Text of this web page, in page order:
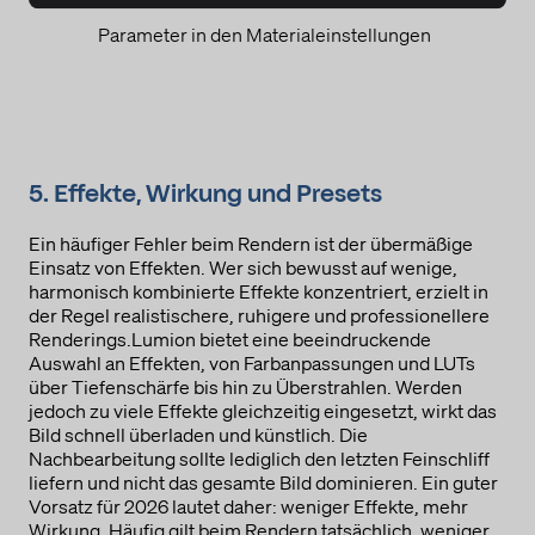
Parameter in den Materialeinstellungen
5. Effekte, Wirkung und Presets
Ein häufiger Fehler beim Rendern ist der übermäßige
Einsatz von Effekten. Wer sich bewusst auf wenige,
harmonisch kombinierte Effekte konzentriert, erzielt in
der Regel realistischere, ruhigere und professionellere
Renderings.Lumion bietet eine beeindruckende
Auswahl an Effekten, von Farbanpassungen und LUTs
über Tiefenschärfe bis hin zu Überstrahlen. Werden
jedoch zu viele Effekte gleichzeitig eingesetzt, wirkt das
Bild schnell überladen und künstlich. Die
Nachbearbeitung sollte lediglich den letzten Feinschliff
liefern und nicht das gesamte Bild dominieren. Ein guter
Vorsatz für 2026 lautet daher: weniger Effekte, mehr
Rechtsgrundlage
Europäische Union
Aufbewahrungsdauer
Die Aufbewahrungsfrist ist die Zeitspanne, in der die
gesammelten Daten für die Verarbeitung gespeichert werden.
Die Daten müssen gelöscht werden, sobald sie für die
angegebenen Verarbeitungszwecke nicht mehr benötigt
werden.
Daten werden gelöscht, sobald sie für die Bearbeitung nicht
mehr benötigt werden.
Datenempfänger
Microsoft Corporation
Datenschutzbeauftragter der verarbeitenden Firma